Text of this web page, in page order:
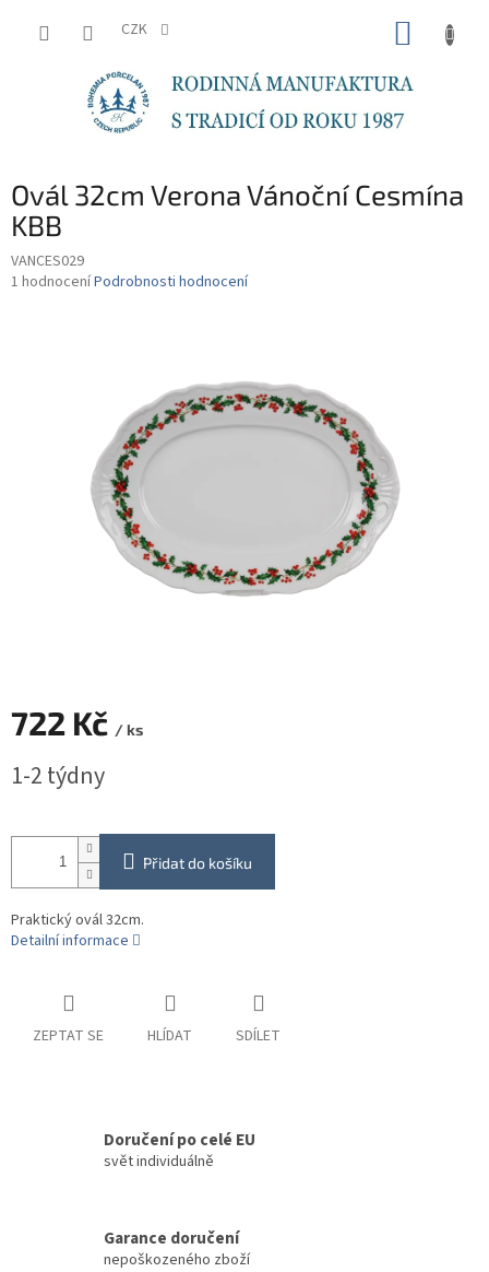
CZK
Ovál 32cm Verona Vánoční Cesmína
KBB
VANCES029
Průměrné
1 hodnoceníPodrobnosti hodnocení
722 Kč / ks
cena:
1-2 týdny
Přidat do košíku
Praktický ovál 32cm.
Detailní informace
ZEPTAT SE HLÍDAT SDÍLET
Doručení po celé EU
svět individuálně
Garance doručení
nepoškozeného zboží